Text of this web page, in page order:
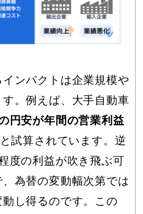
ンパクトは企業規模や
。例えば、大手自動車
円安が年間の営業利益
と試算されています。逆
度の利益が吹き飛ぶ可
為替の変動幅次第では
し得るのです。この